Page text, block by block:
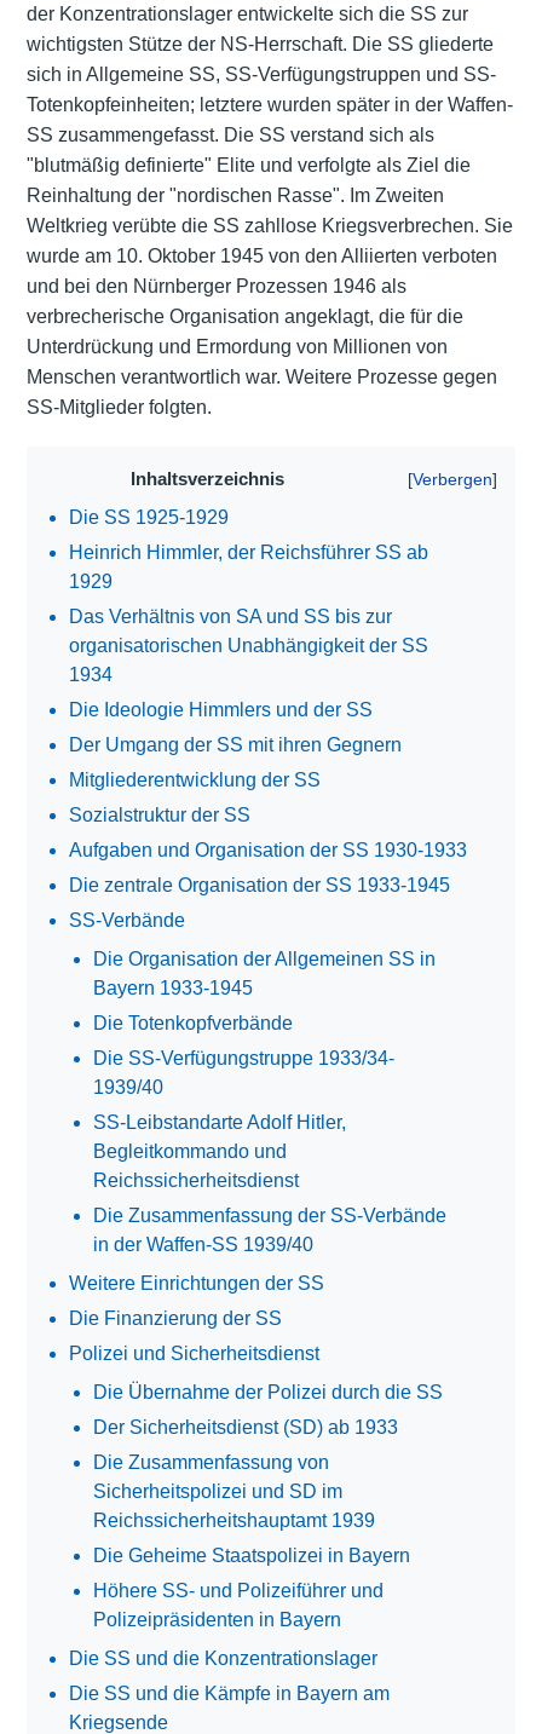
der Konzentrationslager entwickelte sich die SS zur
wichtigsten Stütze der NS-Herrschaft. Die SS gliederte
sich in Allgemeine SS, SS-Verfügungstruppen und SS-
Totenkopfeinheiten; letztere wurden später in der Waffen-
SS zusammengefasst. Die SS verstand sich als
"blutmäßig definierte" Elite und verfolgte als Ziel die
Reinhaltung der "nordischen Rasse". Im Zweiten
Weltkrieg verübte die SS zahllose Kriegsverbrechen. Sie
wurde am 10. Oktober 1945 von den Alliierten verboten
und bei den Nürnberger Prozessen 1946 als
verbrecherische Organisation angeklagt, die für die
Unterdrückung und Ermordung von Millionen von
Menschen verantwortlich war. Weitere Prozesse gegen
SS-Mitglieder folgten.
Inhaltsverzeichnis
Die SS 1925-1929
Heinrich Himmler, der Reichsführer SS ab
1929
Das Verhältnis von SA und SS bis zur
organisatorischen Unabhängigkeit der SS
1934
Die Ideologie Himmlers und der SS
Der Umgang der SS mit ihren Gegnern
Mitgliederentwicklung der SS
Sozialstruktur der SS
Aufgaben und Organisation der SS 1930-1933
Die zentrale Organisation der SS 1933-1945
SS-Verbände
Die Organisation der Allgemeinen SS in
Bayern 1933-1945
Die Totenkopfverbände
Die SS-Verfügungstruppe 1933/34-
1939/40
SS-Leibstandarte Adolf Hitler,
Begleitkommando und
Reichssicherheitsdienst
Die Zusammenfassung der SS-Verbände
in der Waffen-SS 1939/40
Weitere Einrichtungen der SS
Die Finanzierung der SS
Polizei und Sicherheitsdienst
Die Übernahme der Polizei durch die SS
Der Sicherheitsdienst (SD) ab 1933
Die Zusammenfassung von
Sicherheitspolizei und SD im
Reichssicherheitshauptamt 1939
Die Geheime Staatspolizei in Bayern
Höhere SS- und Polizeiführer und
Polizeipräsidenten in Bayern
Die SS und die Konzentrationslager
Die SS und die Kämpfe in Bayern am
Kriegsende